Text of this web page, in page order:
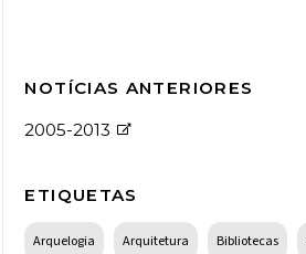
NOTÍCIAS ANTERIORES
2005-2013
ETIQUETAS
Arquelogia Arquitetura Bibliotecas